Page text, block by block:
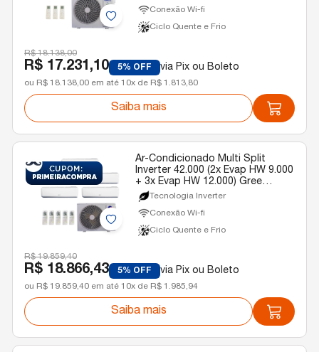
Conexão Wi-fi
Ciclo Quente e Frio
R$ 18.138,00
R$ 17.231,10 5% OFF via Pix ou Boleto
ou R$ 18.138,00 em até 10x de R$ 1.813,80
Saiba mais
Ar-Condicionado Multi Split
Inverter 42.000 (2x Evap HW 9.000
+ 3x Evap HW 12.000) Gree
Quente/Frio R-32 220v
Tecnologia Inverter
Conexão Wi-fi
Ciclo Quente e Frio
R$ 19.859,40
R$ 18.866,43 5% OFF via Pix ou Boleto
ou R$ 19.859,40 em até 10x de R$ 1.985,94
Saiba mais